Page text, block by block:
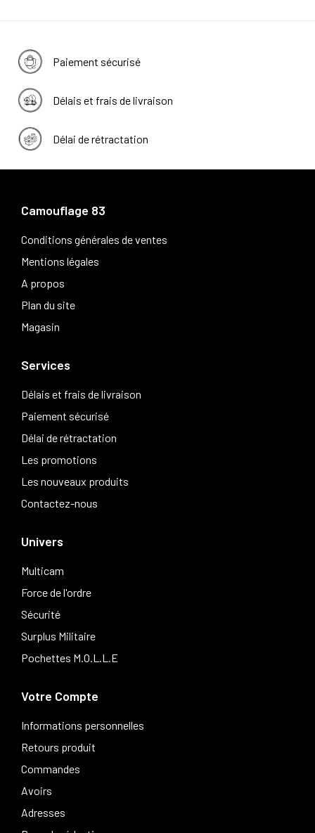
Paiement sécurisé
Délais et frais de livraison
Délai de rétractation
Camouflage 83
Conditions générales de ventes
Mentions légales
A propos
Plan du site
Magasin
Services
Délais et frais de livraison
Paiement sécurisé
Délai de rétractation
Les promotions
Les nouveaux produits
Contactez-nous
Univers
Multicam
Force de l'ordre
Sécurité
Surplus Militaire
Pochettes M.O.L.L.E
Votre Compte
Informations personnelles
Retours produit
Commandes
Avoirs
Adresses